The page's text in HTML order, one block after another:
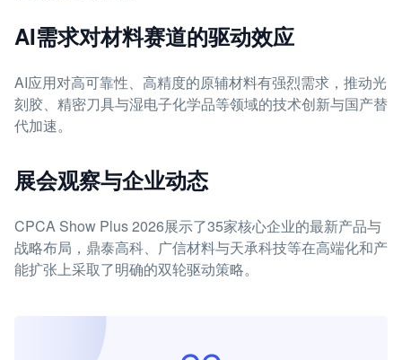
AI需求对材料赛道的驱动效应
AI应用对高可靠性、高精度的原辅材料有强烈需求，推动光
刻胶、精密刀具与湿电子化学品等领域的技术创新与国产替
代加速。
展会观察与企业动态
CPCA Show Plus 2026展示了35家核心企业的最新产品与
战略布局，鼎泰高科、广信材料与天承科技等在高端化和产
能扩张上采取了明确的双轮驱动策略。